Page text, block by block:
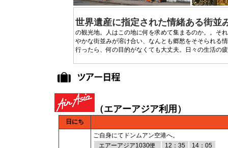
世界遺産に指定された情緒ある街並
の観光地。人はこの地に何を求めて集まるのか。。そ
やかな街並みが溶け合い、なんとも郷愁をそそられる
行ったら、何の目的がなくても大丈夫。日々の生活の
（エアーアジア利用）
日にち
ご自身にてドンムアン空港へ。
エアーアジア1030便
12：35
14：05